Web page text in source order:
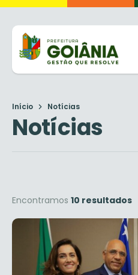
Início Notícias
Notícias
Encontramos 10 resultados